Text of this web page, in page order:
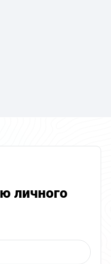
личного